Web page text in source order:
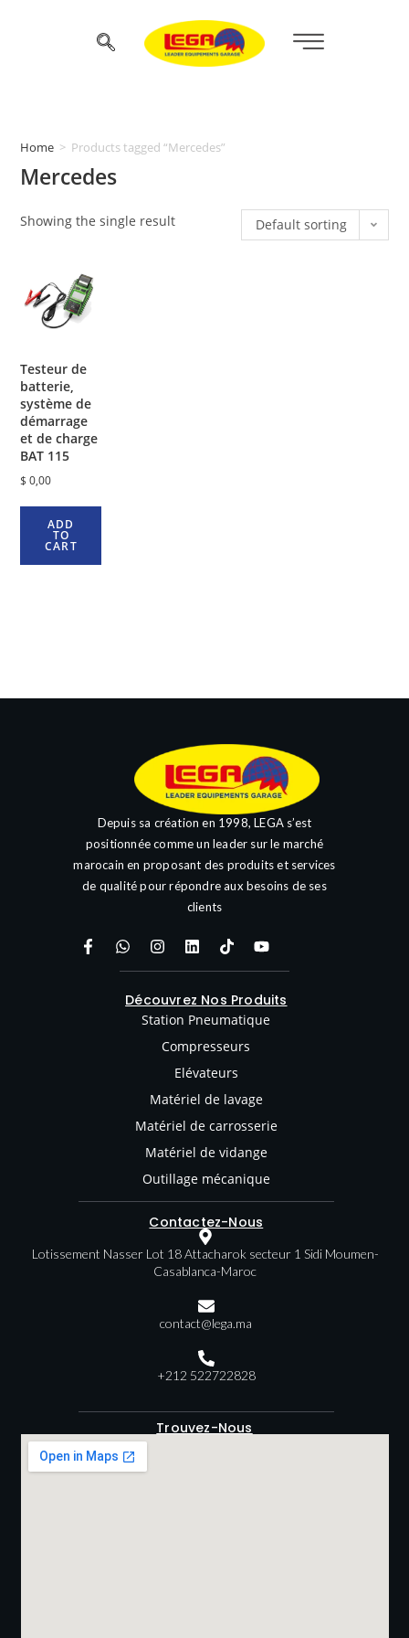
Home > Products tagged “Mercedes”
Mercedes
Showing the single result Default sorting
Testeur de
batterie,
système de
démarrage
et de charge
BAT 115
$ 0,00
ADD
TO
CART
Depuis sa création en 1998, LEGA s’est
positionnée comme un leader sur le marché
marocain en proposant des produits et services
de qualité pour répondre aux besoins de ses
clients
Découvrez Nos Produits
Station Pneumatique
Compresseurs
Elévateurs
Matériel de lavage
Matériel de carrosserie
Matériel de vidange
Outillage mécanique
Contactez-Nous
Lotissement Nasser Lot 18 Attacharok secteur 1 Sidi Moumen-
Casablanca-Maroc
contact@lega.ma
+212 522722828
Trouvez-Nous